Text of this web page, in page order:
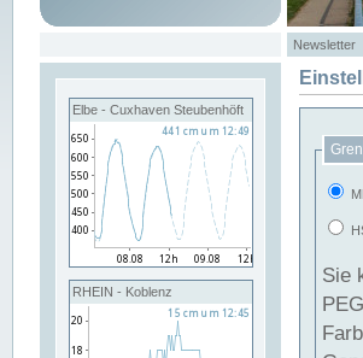
Newsletter
Elbe - Cuxhaven Steubenhöft
RHEIN - Koblenz
Sie